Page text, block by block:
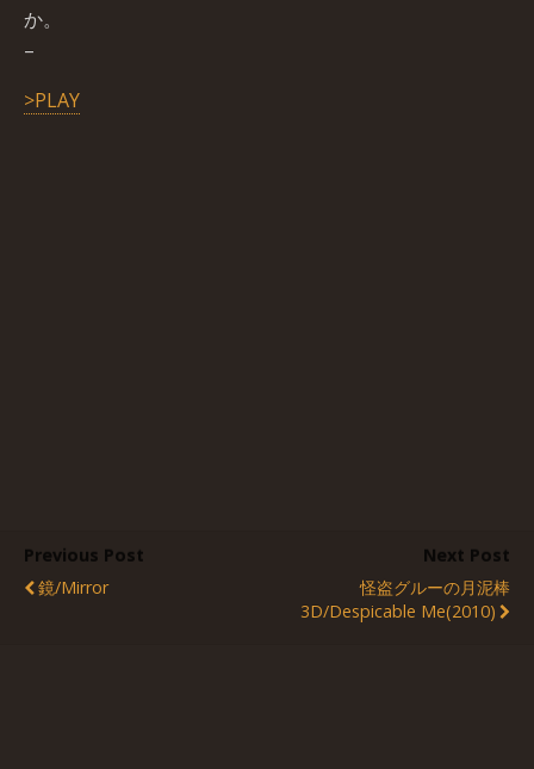
か。
–
>PLAY
Previous Post
鏡/Mirror
Next Post
怪盗グルーの月泥棒
3D/Despicable Me(2010)